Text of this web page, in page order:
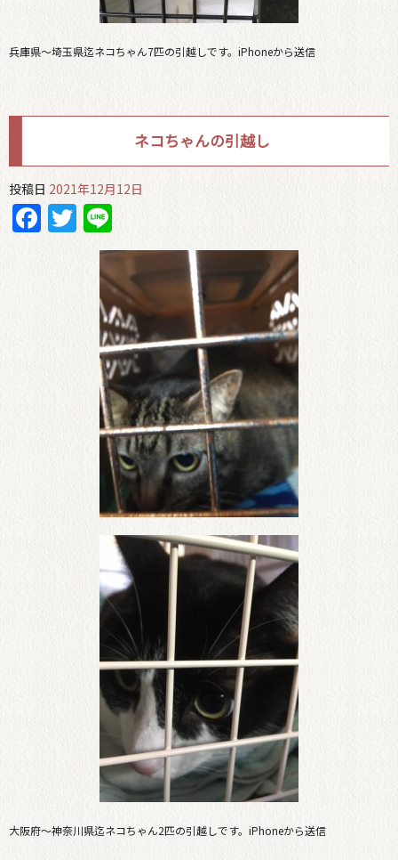
兵庫県〜埼玉県迄ネコちゃん7匹の引越しです。iPhoneから送信
ネコちゃんの引越し
投稿日 2021年12月12日
Facebook
Twitter
大阪府〜神奈川県迄ネコちゃん2匹の引越しです。iPhoneから送信